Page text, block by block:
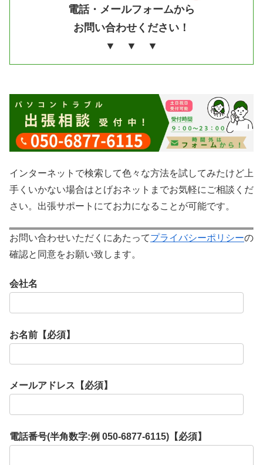
電話・メールフォームから
お問い合わせください！
▼ ▼ ▼
インターネットで検索して色々な方法を試してみたけど上
手くいかない場合はとげおネットまでお気軽にご相談くだ
さい。出張サポートにてお力になることが可能です。
お問い合わせいただくにあたってプライバシーポリシーの
確認と同意をお願い致します。
会社名
お名前【必須】
メールアドレス【必須】
電話番号(半角数字:例 050-6877-6115)【必須】